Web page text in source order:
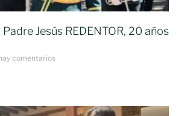
Jesús REDENTOR, 20 años
comentarios